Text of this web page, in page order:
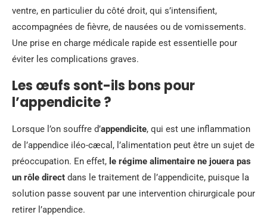
ventre, en particulier du côté droit, qui s’intensifient,
accompagnées de fièvre, de nausées ou de vomissements.
Une prise en charge médicale rapide est essentielle pour
éviter les complications graves.
Les œufs sont-ils bons pour
l’appendicite ?
Lorsque l’on souffre d’appendicite, qui est une inflammation
de l’appendice iléo-cæcal, l’alimentation peut être un sujet de
préoccupation. En effet, le régime alimentaire ne jouera pas
un rôle direct dans le traitement de l’appendicite, puisque la
solution passe souvent par une intervention chirurgicale pour
retirer l’appendice.